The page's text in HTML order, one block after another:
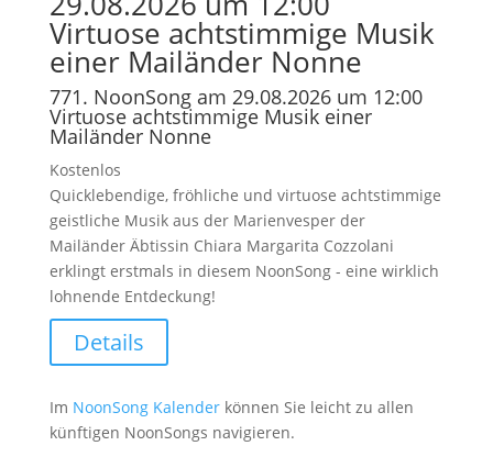
Virtuose achtstimmige Musik
einer Mailänder Nonne
771. NoonSong am 29.08.2026 um 12:00
Virtuose achtstimmige Musik einer
Mailänder Nonne
Kostenlos
Quicklebendige, fröhliche und virtuose achtstimmige
geistliche Musik aus der Marienvesper der
Mailänder Äbtissin Chiara Margarita Cozzolani
erklingt erstmals in diesem NoonSong - eine wirklich
lohnende Entdeckung!
Details
Im NoonSong Kalenderkönnen Sie leicht zu allen
künftigen NoonSongs navigieren.